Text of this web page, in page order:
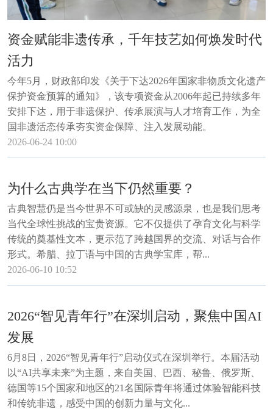
资金赋能非遗传承，千年技艺如何焕发时代
活力
今年5月，财政部印发《关于下达2026年国家非物质文化遗产
保护资金预算的通知》，该专项资金从2006年起已持续多年
安排下达，用于非遗保护、传承展演与人才培育工作，为全
国非遗活态传承夯实资金保障、注入发展动能。
2026-06-24 10:00
为什么古典学在当下仍然重要？
古典智慧仍是当今世界不可或缺的灵感源泉，也是我们思考
当代全球性挑战的宝贵资源。它不仅提供了孕育文化与科学
传统的奠基性文本，更示范了跨越国界的交流、对话与合作
形式。希腊、拉丁语与中国的古典学宝库，帮...
2026-06-10 10:52
2026“智见青年行”在深圳启动，聚焦中国AI
发展
6月8日，2026“智见青年行”启动仪式在深圳举行。本届活动
以“AI共享未来”为主题，来自美国、巴西、秘鲁、俄罗斯、
德国等15个国家和地区的21名国际青年将通过体验智能科技
和传统非遗，感受中国的创新力量与文化...